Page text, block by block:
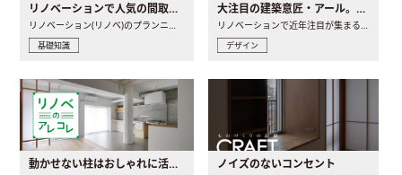
リノベーションで人気の間取りとは？トレンドの間取りと実例を徹底解説
リノベーション(リノベ)のプランニングで一番最初に決めるのは..
基礎知識
大注目の建築意匠・アール。人気の理由と空間に取り入れるポイント
リノベーションで近年注目が集まる建築意匠の一つであるアール..
デザイン
動かせない柱はおしゃれに活用！柱を魅せるリノベーション(リノベ)4選 ノイズのないコンセント